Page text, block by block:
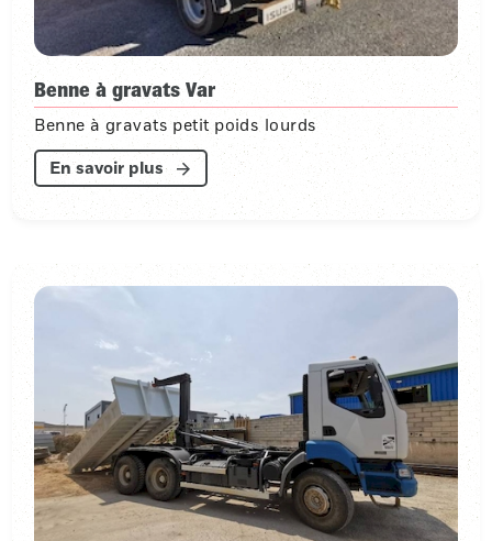
Benne à gravats Var
Benne à gravats petit poids lourds
En savoir plus